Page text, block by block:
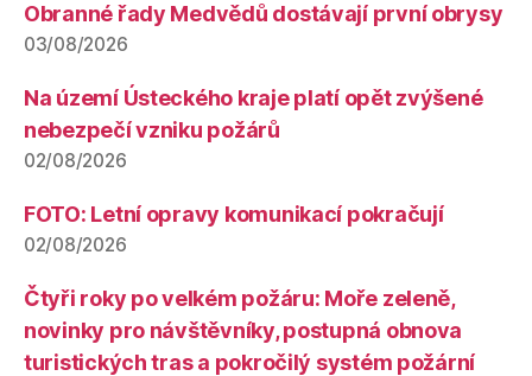
Obranné řady Medvědů dostávají první obrysy
03/08/2026
Na území Ústeckého kraje platí opět zvýšené
nebezpečí vzniku požárů
02/08/2026
FOTO: Letní opravy komunikací pokračují
02/08/2026
Čtyři roky po velkém požáru: Moře zeleně,
novinky pro návštěvníky, postupná obnova
turistických tras a pokročilý systém požární